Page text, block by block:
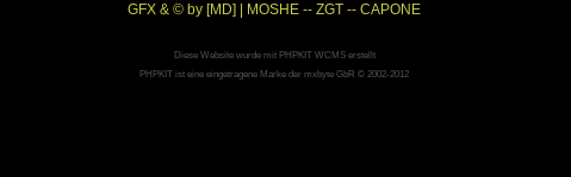
GFX & © by [MD] | MOSHE -- ZGT -- CAPONE
Diese Website wurde mit PHPKIT WCMS erstellt
PHPKIT ist eine eingetragene Marke der mxbyte GbR © 2002-2012